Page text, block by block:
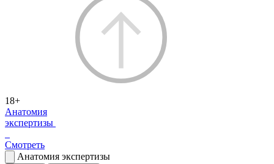
18+
Анатомия
экспертизы
Смотреть
Анатомия экспертизы